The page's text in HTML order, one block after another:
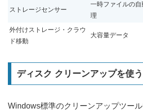
ストレージセンサー
一時ファイルの自
理
外付けストレージ・クラウ
ド移動
大容量データ
ディスク クリーンアップを使う
Windows標準のクリーンアップツー